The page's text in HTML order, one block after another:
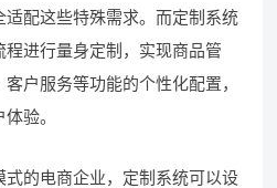
配这些特殊需求。而定制系统
进行量身定制，实现商品管
户服务等功能的个性化配置，
验。
的电商企业，定制系统可以设